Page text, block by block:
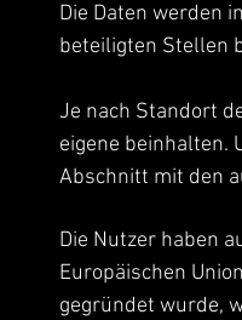
Die Daten werden
beteiligten Stellen
Je nach Standort
eigene beinhalten.
Abschnitt mit den
Die Nutzer haben
Europäischen
gegründet wurde,